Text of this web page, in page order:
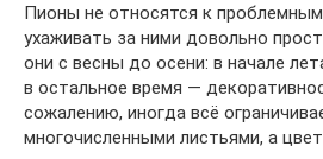
Пионы не относятся к
ухаживать за ними довольно
они с весны до осени: в начале
в остальное время —
сожалению, иногда всё
многочисленными листьями, а